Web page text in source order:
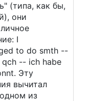
(типа, как бы,
они
I
to do smth --
-- ich habe
Эту
вычитал
из